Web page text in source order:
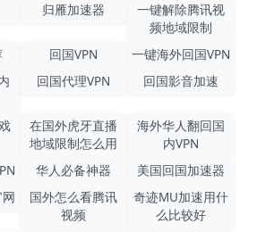
归雁加速器
一键解除腾讯视
频地域限制
回国VPN
一键海外回国VPN
回国代理VPN 回国影音加速
在国外虎牙直播
地域限制怎么用
海外华人翻回国
内VPN
华人必备神器
美国回国加速器
国外怎么看腾讯
视频
奇迹MU加速用什
么比较好